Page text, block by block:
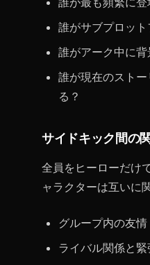
誰がサブプロッ
誰がアーク中に
誰が現在のスト
る？
サイドキック間の
全員をヒーローだけ
ャラクターは互いに
グループ内の友情
ライバル関係と緊